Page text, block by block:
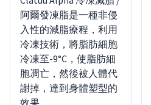
阿爾發凍脂是一種非侵
入性的減脂療程，利用
冷凍技術，將脂肪細胞
冷凍至-9°C，使脂肪細
胞凋亡，然後被人體代
謝掉，達到身體塑型的
效果。